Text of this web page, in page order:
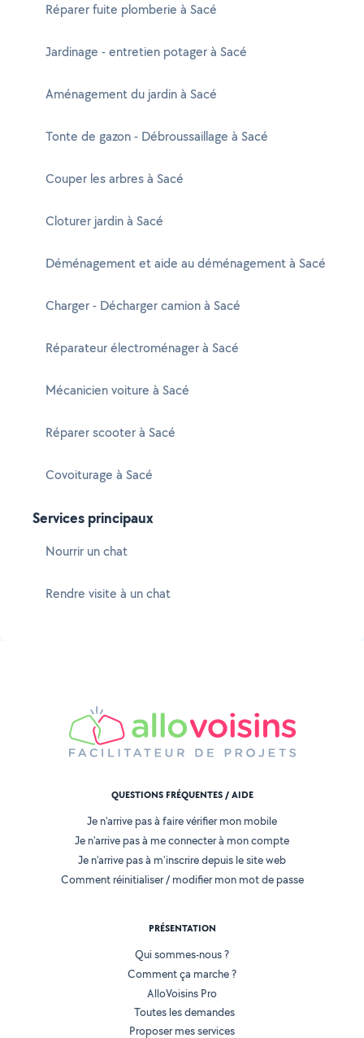
Réparer fuite plomberie à Sacé
Jardinage - entretien potager à Sacé
Aménagement du jardin à Sacé
Tonte de gazon - Débroussaillage à Sacé
Couper les arbres à Sacé
Cloturer jardin à Sacé
Déménagement et aide au déménagement à Sacé
Charger - Décharger camion à Sacé
Réparateur électroménager à Sacé
Mécanicien voiture à Sacé
Réparer scooter à Sacé
Covoiturage à Sacé
Services principaux
Nourrir un chat
Rendre visite à un chat
QUESTIONS FRÉQUENTES / AIDE
Je n'arrive pas à faire vérifier mon mobile
Je n'arrive pas à me connecter à mon compte
Je n'arrive pas à m'inscrire depuis le site web
Comment réinitialiser / modifier mon mot de passe
PRÉSENTATION
Qui sommes-nous ?
Comment ça marche ?
AlloVoisins Pro
Toutes les demandes
Proposer mes services